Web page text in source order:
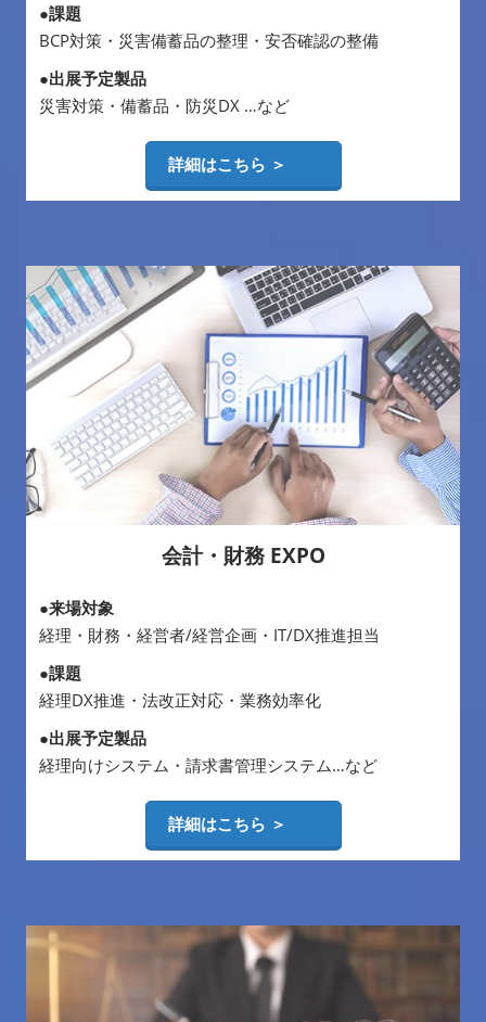
●課題
BCP対策・災害備蓄品の整理・安否確認の整備
●出展予定製品
災害対策・備蓄品・防災DX …など
詳細はこちら ＞
会計・財務 EXPO
●来場対象
経理・財務・経営者/経営企画・IT/DX推進担当
●課題
経理DX推進・法改正対応・業務効率化
●出展予定製品
経理向けシステム・請求書管理システム…など
詳細はこちら ＞